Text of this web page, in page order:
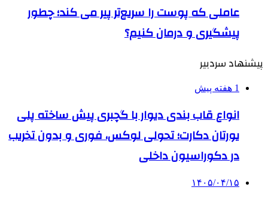
عاملی که پوست را سریع‌تر پیر می کند؛ چطور
پیشگیری و درمان کنیم؟
پیشنهاد سردبیر
1 هفته پیش
انواع قاب بندی دیوار با گچبری پیش ساخته پلی
یورتان دکارت؛ تحولی لوکس، فوری و بدون تخریب
در دکوراسیون داخلی
۱۴۰۵/۰۴/۱۵